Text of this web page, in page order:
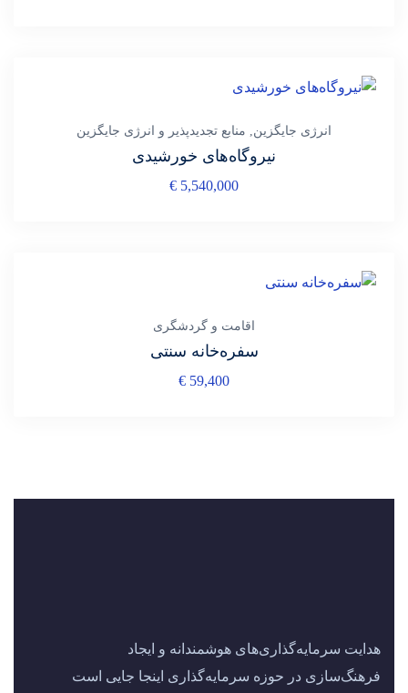
انرژی جایگزین, منابع تجدیدپذیر و انرژی جایگزین
نیروگاه‌های خورشیدی
€ 5,540,000
اقامت و گردشگری
سفره‌خانه سنتی
€ 59,400
هدایت سرمایه‌گذاری‌های هوشمندانه و ایجاد
فرهنگ‌سازی در حوزه سرمایه‌گذاری اینجا جایی است